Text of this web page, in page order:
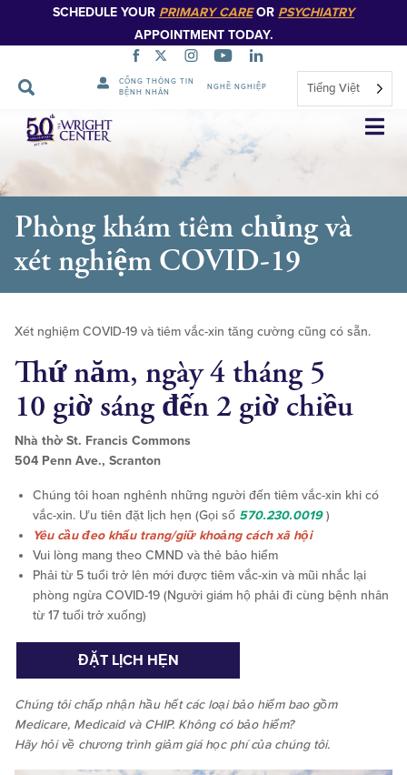
SCHEDULE YOUR PRIMARY CAREOR PSYCHIATRY
APPOINTMENT TODAY.
CỔNG THÔNG TIN
BỆNH NHÂN
NGHỀ NGHIỆP Tiếng Việt
Bỏ
qua
hướng
Phòng khám tiêm chủng và
xét nghiệm COVID-19
Xét nghiệm COVID-19 và tiêm vắc-xin tăng cường cũng có sẵn.
Thứ năm, ngày 4 tháng 5
10 giờ sáng đến 2 giờ chiều
Nhà thờ St. Francis Commons
504 Penn Ave., Scranton
Chúng tôi hoan nghênh những người đến tiêm vắc-xin khi có
vắc-xin. Ưu tiên đặt lịch hẹn (Gọi số 570.230.0019)
Yêu cầu đeo khẩu trang/giữ khoảng cách xã hội
Vui lòng mang theo CMND và thẻ bảo hiểm
Phải từ 5 tuổi trở lên mới được tiêm vắc-xin và mũi nhắc lại
phòng ngừa COVID-19 (Người giám hộ phải đi cùng bệnh nhân
từ 17 tuổi trở xuống)
ĐẶT LỊCH HẸN
Chúng tôi chấp nhận hầu hết các loại bảo hiểm bao gồm
Medicare, Medicaid và CHIP. Không có bảo hiểm?
Hãy hỏi về chương trình giảm giá học phí của chúng tôi.